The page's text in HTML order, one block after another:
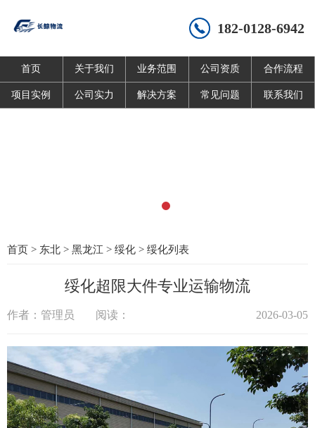
182-0128-6942
首页 关于我们 业务范围 公司资质 合作流程
项目实例 公司实力 解决方案 常见问题 联系我们
首页 > 东北 > 黑龙江 > 绥化 > 绥化列表
绥化超限大件专业运输物流
作者：管理员 阅读： 2026-03-05